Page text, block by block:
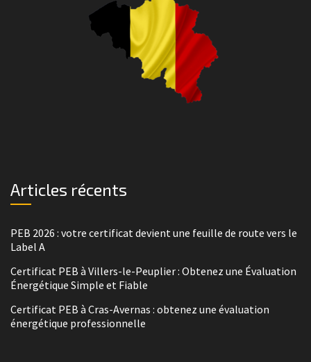
Articles récents
PEB 2026 : votre certificat devient une feuille de route vers le
Label A
Certificat PEB à Villers-le-Peuplier : Obtenez une Évaluation
Énergétique Simple et Fiable
Certificat PEB à Cras-Avernas : obtenez une évaluation
énergétique professionnelle